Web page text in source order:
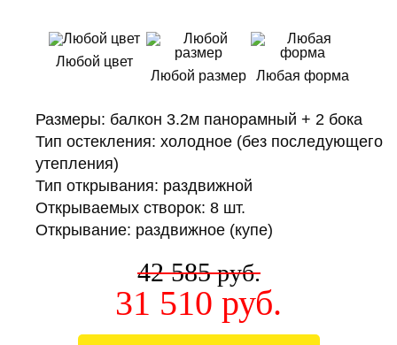
Любой цвет
Любой размер
Любая форма
Размеры: балкон 3.2м панорамный + 2 бока
Тип остекления: холодное (без последующего
утепления)
Тип открывания: раздвижной
Открываемых створок: 8 шт.
Открывание: раздвижное (купе)
42 585руб.
31 510 руб.